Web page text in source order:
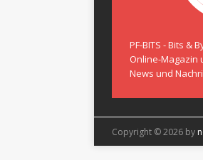
PF-BITS - Bits &
Online-Magazin
News und
Copyright © 2026 by